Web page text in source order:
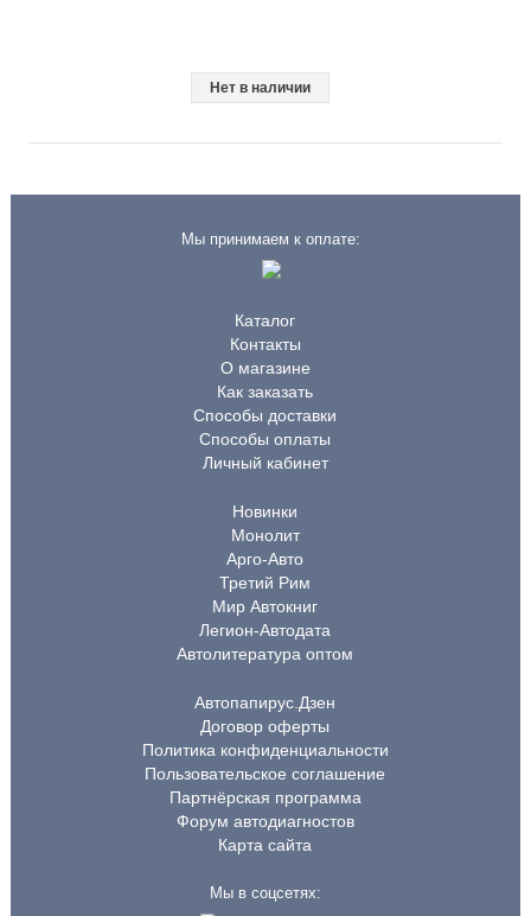
Нет в наличии
Мы принимаем к оплате:
Каталог
Контакты
О магазине
Как заказать
Способы доставки
Способы оплаты
Личный кабинет
Новинки
Монолит
Арго-Авто
Третий Рим
Мир Автокниг
Легион-Автодата
Автолитература оптом
Автопапирус.Дзен
Договор оферты
Политика конфиденциальности
Пользовательское соглашение
Партнёрская программа
Форум автодиагностов
Карта сайта
Мы в соцсетях: